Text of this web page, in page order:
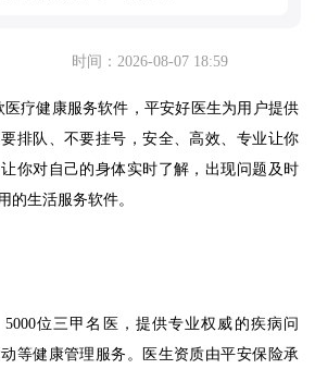
时间：2026-08-07 18:59
医疗健康服务软件，平安好医生为用户提供
排队、不要挂号，安全、高效、专业让你
你对自己的身体实时了解，出现问题及时
的生活服务软件。
5000位三甲名医，提供专业权威的疾病问
等健康管理服务。医生资质由平安保险承